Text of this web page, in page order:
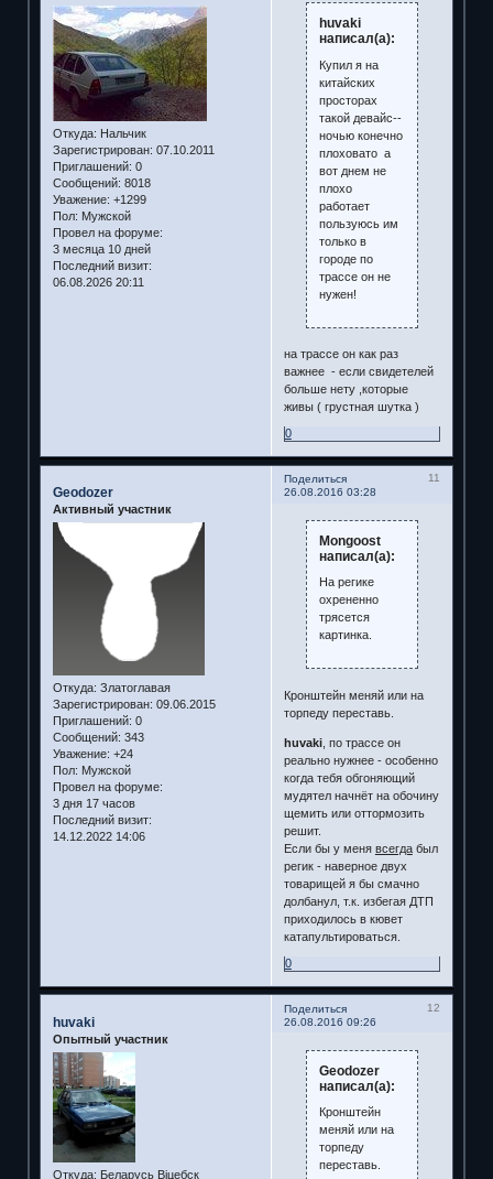
Откуда: Нальчик
Зарегистрирован: 07.10.2011
Приглашений: 0
Сообщений: 8018
Уважение: +1299
Пол: Мужской
Провел на форуме:
3 месяца 10 дней
Последний визит:
06.08.2026 20:11
huvaki
написал(а):
Купил я на
китайских
просторах
такой девайс--
ночью конечно
плоховато а
вот днем не
плохо
работает
пользуюсь им
только в
городе по
трассе он не
нужен!
на трассе он как раз
важнее - если свидетелей
больше нету ,которые
живы ( грустная шутка )
0
Поделиться
11
26.08.2016 03:28
Geodozer
Активный участник
Откуда: Златоглавая
Зарегистрирован: 09.06.2015
Приглашений: 0
Сообщений: 343
Уважение: +24
Пол: Мужской
Провел на форуме:
3 дня 17 часов
Последний визит:
14.12.2022 14:06
Mongoost
написал(а):
На регике
охрененно
трясется
картинка.
Кронштейн меняй или на
торпеду переставь.
huvaki, по трассе он
реально нужнее - особенно
когда тебя обгоняющий
мудятел начнёт на обочину
щемить или оттормозить
решит.
Если бы у меня всегдабыл
регик - наверное двух
товарищей я бы смачно
долбанул, т.к. избегая ДТП
приходилось в кювет
катапультироваться.
0
Поделиться
12
26.08.2016 09:26
huvaki
Опытный участник
Откуда: Беларусь Віцебск
Geodozer
написал(а):
Кронштейн
меняй или на
торпеду
переставь.